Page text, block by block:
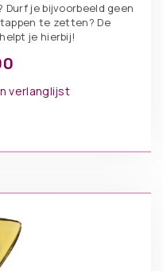
Durf je bijvoorbeeld geen
te zetten? De
je hierbij!
verlanglijst